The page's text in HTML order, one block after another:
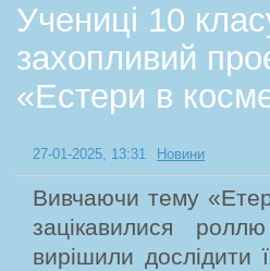
Учениці 10
захопливий
«Естери в
27-01-2025, 13:31 Новини
Вивчаючи тему
зацікавилися
вирішили дослідити